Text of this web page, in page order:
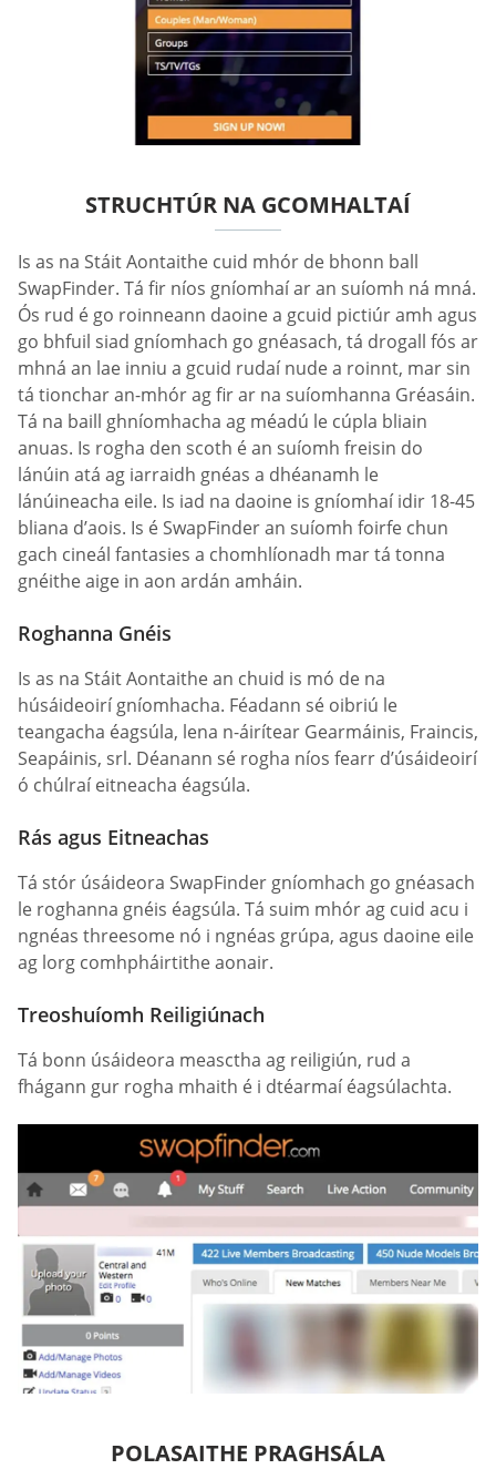
STRUCHTÚR NA GCOMHALTAÍ
Is as na Stáit Aontaithe cuid mhór de bhonn ball
SwapFinder. Tá fir níos gníomhaí ar an suíomh ná mná.
Ós rud é go roinneann daoine a gcuid pictiúr amh agus
go bhfuil siad gníomhach go gnéasach, tá drogall fós ar
mhná an lae inniu a gcuid rudaí nude a roinnt, mar sin
tá tionchar an-mhór ag fir ar na suíomhanna Gréasáin.
Tá na baill ghníomhacha ag méadú le cúpla bliain
anuas. Is rogha den scoth é an suíomh freisin do
lánúin atá ag iarraidh gnéas a dhéanamh le
lánúineacha eile. Is iad na daoine is gníomhaí idir 18-45
bliana d’aois. Is é SwapFinder an suíomh foirfe chun
gach cineál fantasies a chomhlíonadh mar tá tonna
gnéithe aige in aon ardán amháin.
Roghanna Gnéis
Is as na Stáit Aontaithe an chuid is mó de na
húsáideoirí gníomhacha. Féadann sé oibriú le
teangacha éagsúla, lena n-áirítear Gearmáinis, Fraincis,
Seapáinis, srl. Déanann sé rogha níos fearr d’úsáideoirí
ó chúlraí eitneacha éagsúla.
Rás agus Eitneachas
Tá stór úsáideora SwapFinder gníomhach go gnéasach
le roghanna gnéis éagsúla. Tá suim mhór ag cuid acu i
ngnéas threesome nó i ngnéas grúpa, agus daoine eile
ag lorg comhpháirtithe aonair.
Treoshuíomh Reiligiúnach
Tá bonn úsáideora measctha ag reiligiún, rud a
fhágann gur rogha mhaith é i dtéarmaí éagsúlachta.
POLASAITHE PRAGHSÁLA